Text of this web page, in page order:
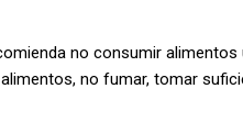
no consumir
no fumar, tomar